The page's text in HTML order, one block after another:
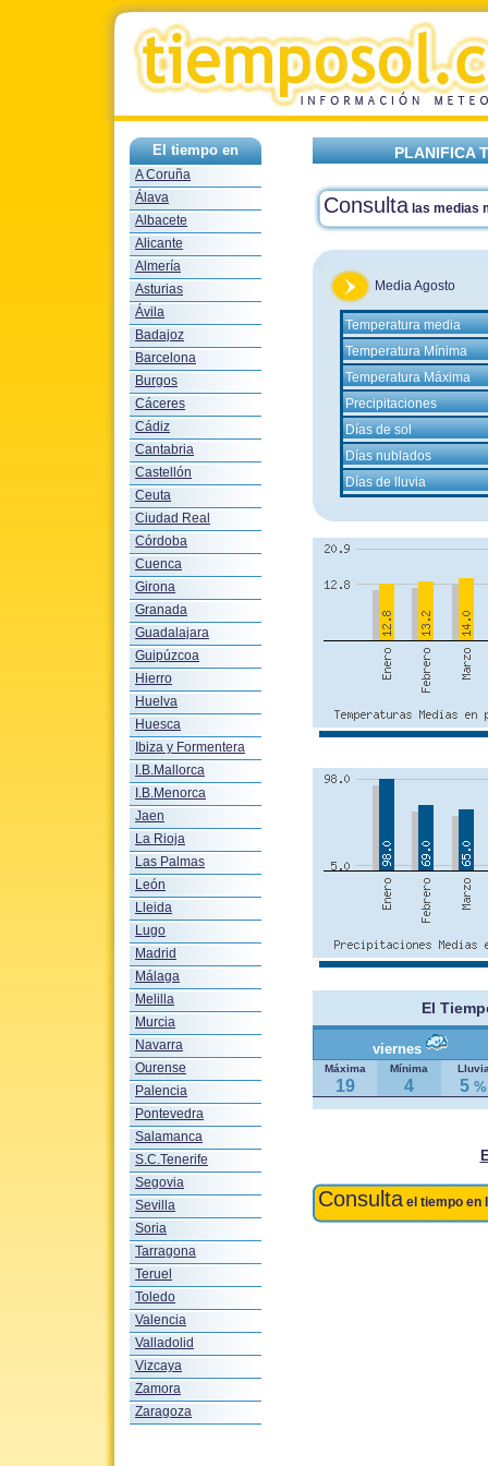
El tiempo en
A Coruña
Álava
Albacete
Alicante
Almería
Asturias
Ávila
Badajoz
Barcelona
Burgos
Cáceres
Cádiz
Cantabria
Castellón
Ceuta
Ciudad Real
Córdoba
Cuenca
Girona
Granada
Guadalajara
Guipúzcoa
Hierro
Huelva
Huesca
Ibiza y Formentera
I.B.Mallorca
I.B.Menorca
Jaen
La Rioja
Las Palmas
León
Lleida
Lugo
Madrid
Málaga
Melilla
Murcia
Navarra
Ourense
Palencia
Pontevedra
Salamanca
S.C.Tenerife
Segovia
Sevilla
Soria
Tarragona
Teruel
Toledo
Valencia
Valladolid
Vizcaya
Zamora
Zaragoza
PLANIFICA
Consulta las medias
Media Agosto
Temperatura media
Temperatura Mínima
Temperatura Máxima
Precipitaciones
Días de sol
Días nublados
Días de lluvia
El
viernes
Máxima Mínima
19 4 5 %
Consulta el tiempo en